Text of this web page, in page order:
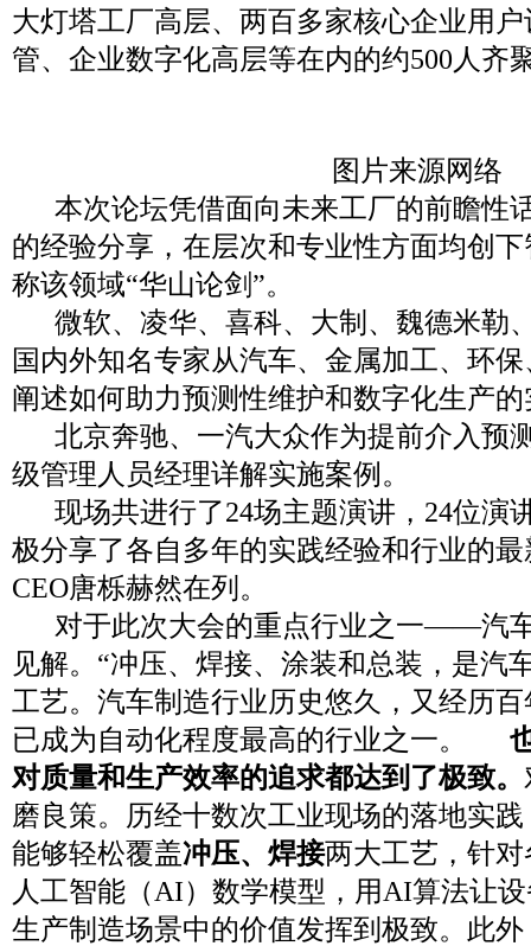
大灯塔工厂高层、两百多家核心企业用
管、企业数字化高层等在内的约500人齐
图片来源网络
本次论坛凭借面向未来工厂的前瞻性
的经验分享，在层次和专业性方面均创
称该领域“华山论剑”。
微软、凌华、喜科、大制、魏德米勒
国内外知名专家从汽车、金属加工、环
阐述如何助力预测性维护和数字化生产
北京奔驰、一汽大众作为提前介入预
级管理人员经理详解实施案例。
现场共进行了24场主题演讲，24位演
极分享了各自多年的实践经验和行业的
CEO唐栎赫然在列。
对于此次大会的重点行业之一——汽车
见解。“冲压、焊接、涂装和总装，是汽
工艺。汽车制造行业历史悠久，又经历
已成为自动化程度最高的行业之一。
对质量和生产效率的追求都达到了极致。
磨良策。历经十数次工业现场的落地实
能够轻松覆盖冲压、焊接两大工艺，针
人工智能（AI）数学模型，用AI算法让
生产制造场景中的价值发挥到极致。此